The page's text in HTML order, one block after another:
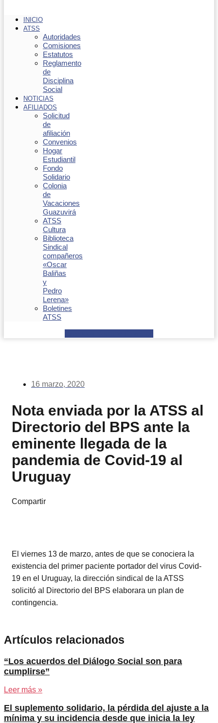
INICIO
ATSS
Autoridades
Comisiones
Estatutos
Reglamento
de
Disciplina
Social
NOTICIAS
AFILIADOS
Solicitud
de
afiliación
Convenios
Hogar
Estudiantil
Fondo
Solidario
Colonia
de
Vacaciones
Guazuvirá
ATSS
Cultura
Biblioteca
Sindical
compañeros
«Oscar
Baliñas
y
Pedro
Lerena»
Boletines
ATSS
16 marzo, 2020
Nota enviada por la ATSS al
Directorio del BPS ante la
eminente llegada de la
pandemia de Covid-19 al
Uruguay
Compartir
El viernes 13 de marzo, antes de que se conociera la
existencia del primer paciente portador del virus Covid-
19 en el Uruguay, la dirección sindical de la ATSS
solicitó al Directorio del BPS elaborara un plan de
contingencia.
Artículos relacionados
“Los acuerdos del Diálogo Social son para
cumplirse”
Leer más »
El suplemento solidario, la pérdida del ajuste a la
mínima y su incidencia desde que inicia la ley